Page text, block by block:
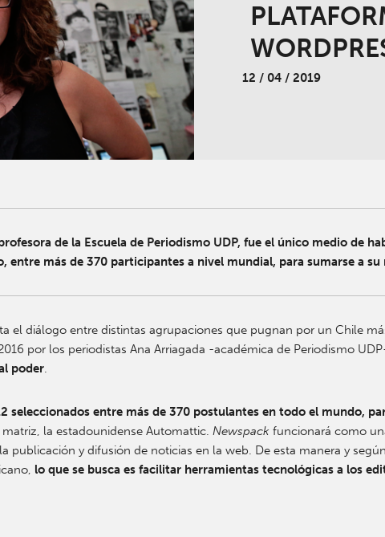
12 / 04 / 2019
de la Escuela de Periodismo UDP, fue el único medio de
más de 370 participantes a nivel mundial, para sumarse a su
el diálogo entre distintas agrupaciones que pugnan por un Chile
por los periodistas Ana Arriagada -académica de Periodismo
poder.
seleccionados entre más de 370 postulantes en todo el mundo,
matriz, la estadounidense Automattic. Newspackfuncionará como
publicación y difusión de noticias en la web. De esta manera y
lo que se busca es facilitar herramientas tecnológicas a los